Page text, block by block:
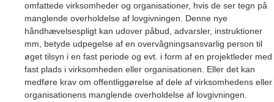
omfattede virksomheder og organisationer, hvis de ser tegn på
manglende overholdelse af lovgivningen. Denne nye
håndhævelsespligt kan udover påbud, advarsler, instruktioner
mm, betyde udpegelse af en overvågningsansvarlig person til
øget tilsyn i en fast periode og evt. i form af en projektleder med
fast plads i virksomheden eller organisationen. Eller det kan
medføre krav om offentliggørelse af dele af virksomhedens eller
organisationens manglende overholdelse af lovgivningen.